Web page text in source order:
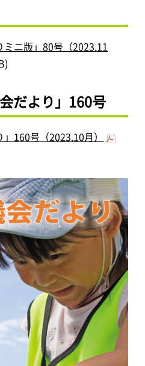
ミニ版」80号（2023.11
だより」160号
160号（2023.10月）